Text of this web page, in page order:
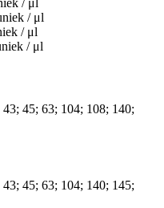
/ μl
/ μl
/ μl
/ μl
45; 63; 104; 108; 140;
45; 63; 104; 140; 145;